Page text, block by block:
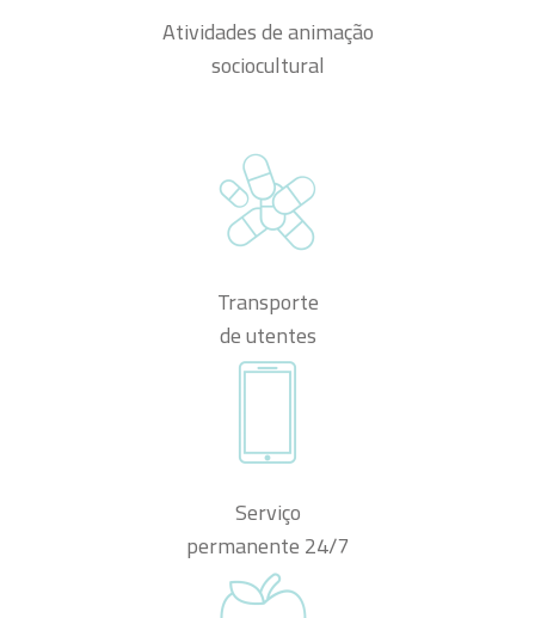
Atividades de animação
sociocultural
Transporte
de utentes
Serviço
permanente 24/7